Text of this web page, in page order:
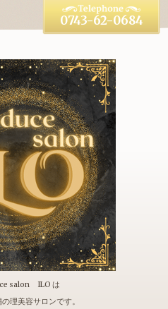
salon ILO は
理美容サロンです。
0743-62-0684